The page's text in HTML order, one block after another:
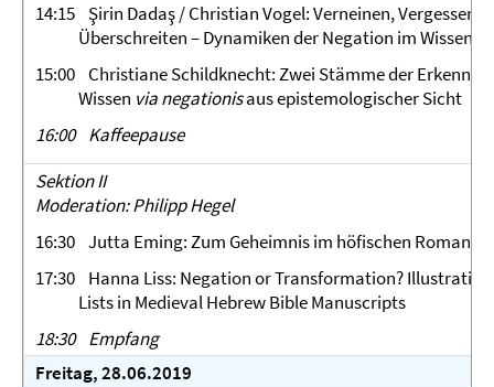
14:15 Şirin Dadaş / Christian Vogel: Verneinen, Vergessen,
Überschreiten – Dynamiken der Negation im
15:00 Christiane Schildknecht: Zwei Stämme der
Wissen via negationisaus epistemologischer Sicht
16:00 Kaffeepause
Sektion II
Moderation: Philipp Hegel
16:30 Jutta Eming: Zum Geheimnis im höfischen Roman
17:30 Hanna Liss: Negation or Transformation?
Lists in Medieval Hebrew Bible Manuscripts
18:30 Empfang
Freitag, 28.06.2019